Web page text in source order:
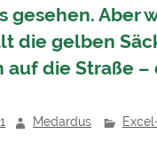
gesehen. Aber
die gelben
auf die Straße –
Medardus